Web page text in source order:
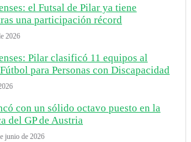
el Futsal de Pilar ya tiene
una participación récord
2026
Pilar clasificó 11 equipos al
para Personas con Discapacidad
con un sólido octavo puesto en la
del GP de Austria
junio de 2026